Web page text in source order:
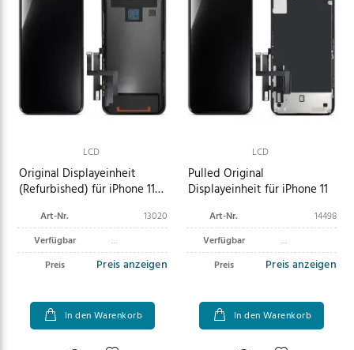
LCD
Original Displayeinheit
(Refurbished) für iPhone 11
Art-Nr.
13020
Verfügbar
Preis
Preis anzeigen
In den Warenkorb
LCD
Pulled Original
Displayeinheit für iPhone 11
Art-Nr.
14498
Verfügbar
Preis
Preis anzeigen
In den Warenkorb